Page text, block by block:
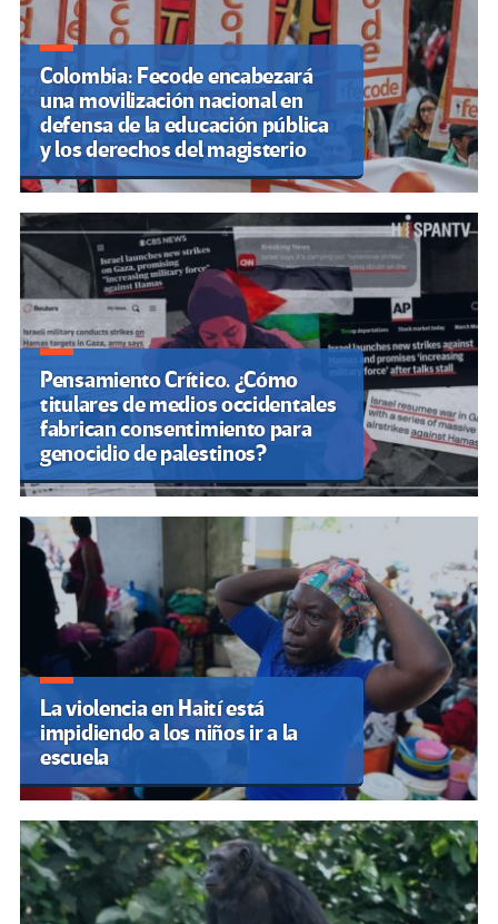
Colombia: Fecode encabezará
una movilización nacional en
defensa de la educación pública
y los derechos del magisterio
Pensamiento Crítico. ¿Cómo
titulares de medios occidentales
fabrican consentimiento para
genocidio de palestinos?
La violencia en Haití está
impidiendo a los niños ir a la
escuela